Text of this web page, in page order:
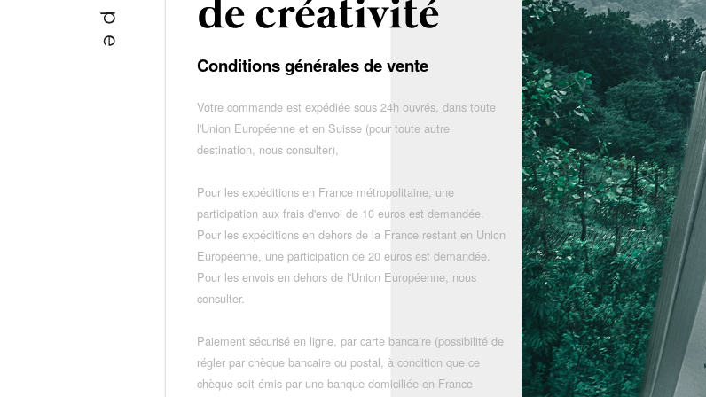
Conditions générales de vente
Votre commande est expédiée sous 24h ouvrés, dans toute
l'Union Européenne et en Suisse (pour toute autre
destination, nous consulter),
Pour les expéditions en France métropolitaine, une
participation aux frais d'envoi de 10 euros est demandée.
Pour les expéditions en dehors de la France restant en Union
Européenne, une participation de 20 euros est demandée.
Pour les envois en dehors de l'Union Européenne, nous
consulter.
Paiement sécurisé en ligne, par carte bancaire (possibilité de
régler par chèque bancaire ou postal, à condition que ce
chèque soit émis par une banque domiciliée en France